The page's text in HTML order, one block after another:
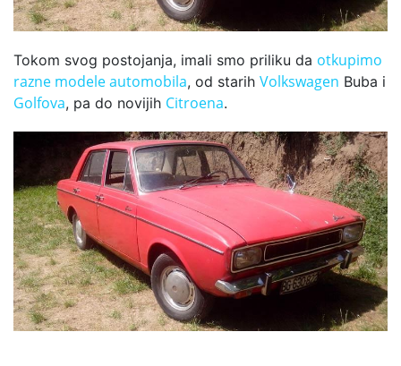
Tokom svog postojanja, imali smo priliku da otkupimo
razne modele automobila, od starih Volkswagen Buba i
Golfova, pa do novijih Citroena.